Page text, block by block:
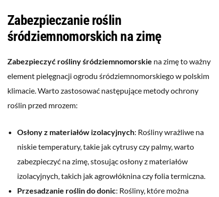
Zabezpieczanie roślin
śródziemnomorskich na zimę
Zabezpieczyć rośliny śródziemnomorskie na zimę to ważny
element pielęgnacji ogrodu śródziemnomorskiego w polskim
klimacie. Warto zastosować następujące metody ochrony
roślin przed mrozem:
Osłony z materiałów izolacyjnych: Rośliny wrażliwe na
niskie temperatury, takie jak cytrusy czy palmy, warto
zabezpieczyć na zimę, stosując osłony z materiałów
izolacyjnych, takich jak agrowłóknina czy folia termiczna.
Przesadzanie roślin do donic: Rośliny, które można